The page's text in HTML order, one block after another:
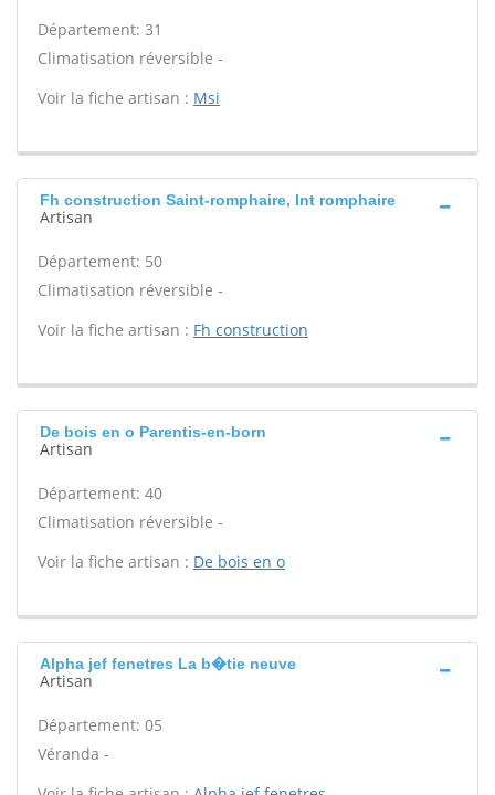
Département: 31
Climatisation réversible -
Voir la fiche artisan : Msi
Fh construction Saint-romphaire, Int romphaire
Artisan
Département: 50
Climatisation réversible -
Voir la fiche artisan : Fh construction
De bois en o Parentis-en-born
Artisan
Département: 40
Climatisation réversible -
Voir la fiche artisan : De bois en o
Alpha jef fenetres La b�tie neuve
Artisan
Département: 05
Véranda -